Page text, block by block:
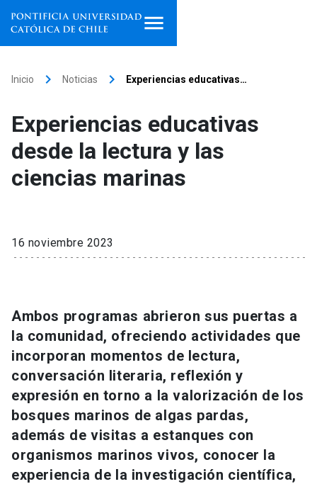
Facultades, escuelas e
institutos
Investigación
Extensión
Universidad
Información para keyboard_arrow_down
Futuros estudiantes
Estudiantes
Académicos
Go to english site launch
ACCESOS DIRECTOS
Admisión launch
Inicio keyboard_arrow_right Noticias keyboard_arrow_right Experiencias educativas…
Experiencias educativas
desde la lectura y las
ciencias marinas
16 noviembre 2023
Ambos programas abrieron sus puertas a
la comunidad, ofreciendo actividades que
incorporan momentos de lectura,
conversación literaria, reflexión y
expresión en torno a la valorización de los
bosques marinos de algas pardas,
además de visitas a estanques con
organismos marinos vivos, conocer la
experiencia de la investigación científica,